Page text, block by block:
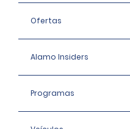
Ofertas
Alamo Insiders
Programas